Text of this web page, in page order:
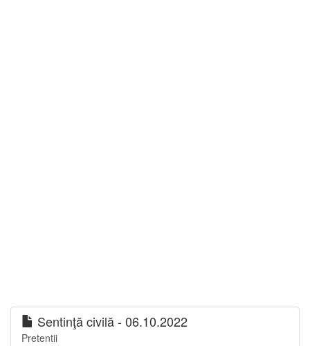
Sentinţă civilă - 06.10.2022
Pretentii